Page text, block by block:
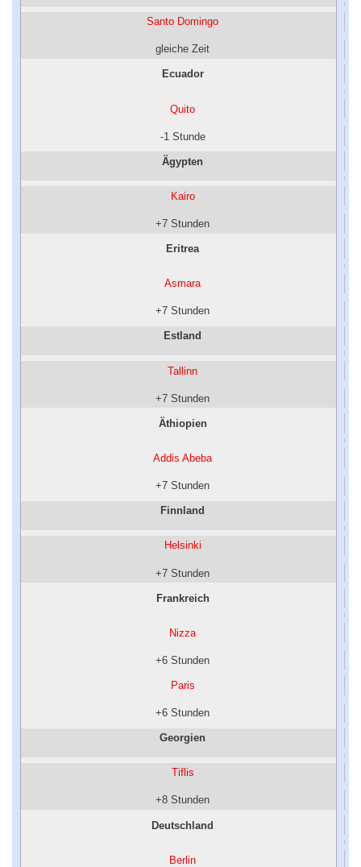
Santo Domingo
gleiche Zeit
Ecuador
Quito
-1 Stunde
Ägypten
Kairo
+7 Stunden
Eritrea
Asmara
+7 Stunden
Estland
Tallinn
+7 Stunden
Äthiopien
Addis Abeba
+7 Stunden
Finnland
Helsinki
+7 Stunden
Frankreich
Nizza
+6 Stunden
Paris
+6 Stunden
Georgien
Tiflis
+8 Stunden
Deutschland
Berlin